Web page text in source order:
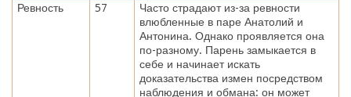
Ревность
57
Часто страдают из-за ревности
влюбленные в паре Анатолий и
Антонина. Однако проявляется она
по-разному. Парень замыкается в
себе и начинает искать
доказательства измен посредством
наблюдения и обмана: он может